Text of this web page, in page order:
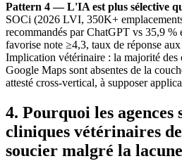
Pattern 4 — L'IA est plus sélective
SOCi (2026 LVI, 350K+
recommandés par ChatGPT vs 35,9
favorise note ≥4,3, taux de réponse
Implication vétérinaire : la majorité des
Google Maps sont absentes de la
attesté cross-vertical, à supposer
4. Pourquoi les agences
cliniques vétérinaires
soucier malgré la lacune